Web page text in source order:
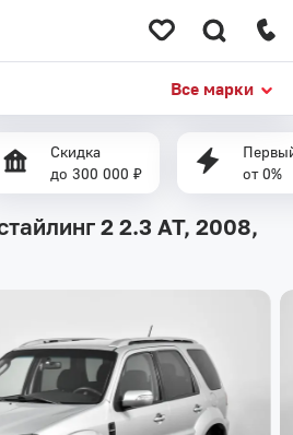
Все марки
Скидка
до 300 000 ₽
от 0%
2 2.3 AT, 2008,